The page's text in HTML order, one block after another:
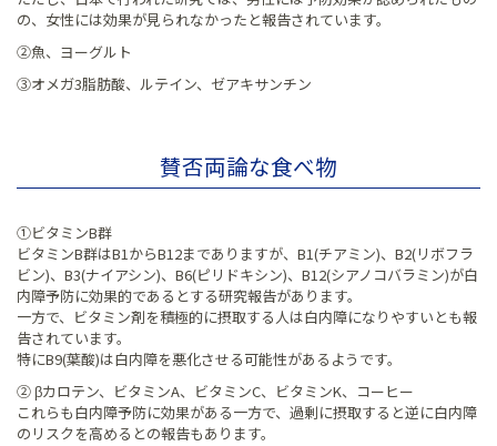
の、女性には効果が見られなかったと報告されています。
②魚、ヨーグルト
③オメガ3脂肪酸、ルテイン、ゼアキサンチン
賛否両論な食べ物
①ビタミンB群
ビタミンB群はB1からB12までありますが、B1(チアミン)、B2(リボフラ
ビン)、B3(ナイアシン)、B6(ピリドキシン)、B12(シアノコバラミン)が白
内障予防に効果的であるとする研究報告があります。
一方で、ビタミン剤を積極的に摂取する人は白内障になりやすいとも報
告されています。
特にB9(葉酸)は白内障を悪化させる可能性があるようです。
② βカロテン、ビタミンA、ビタミンC、ビタミンK、コーヒー
これらも白内障予防に効果がある一方で、過剰に摂取すると逆に白内障
のリスクを高めるとの報告もあります。